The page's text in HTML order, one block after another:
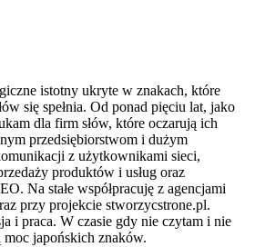
istotny ukryte w znakach, które
się spełnia. Od ponad pięciu lat, jako
dla firm słów, które oczarują ich
przedsiębiorstwom i dużym
z użytkownikami sieci,
produktów i usług oraz
Na stałe współpracuję z agencjami
przy projekcie stworzycstrone.pl.
i praca. W czasie gdy nie czytam i nie
moc japońskich znaków.